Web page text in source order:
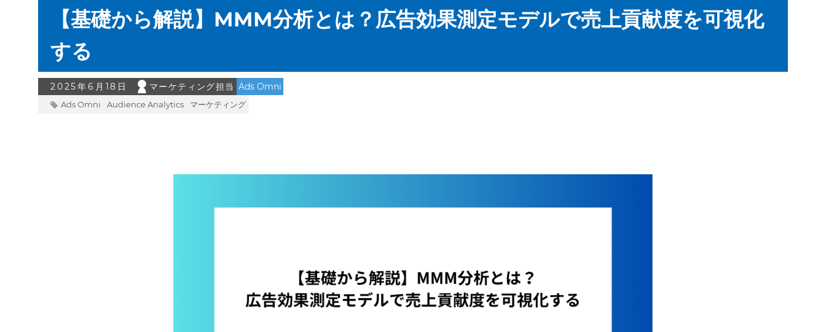
【基礎から解説】MMM分析とは？広告効果測定モデルで売上貢献度を可視化
する
2025年6月18日 マーケティング担当 Ads Omni
Ads Omni Audience Analytics マーケティング